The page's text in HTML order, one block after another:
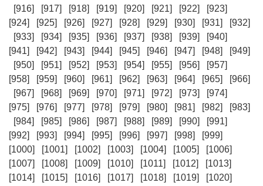
[916] [917] [918] [919] [920] [921] [922]
[923]
[924]
[925] [926] [927] [928] [929] [930] [931]
[932]
[933]
[934] [935] [936] [937] [938] [939]
[940]
[941]
[942] [943] [944] [945] [946] [947] [948]
[949]
[950]
[951] [952] [953] [954] [955] [956]
[957]
[958]
[959] [960] [961] [962] [963] [964] [965]
[966]
[967]
[968] [969] [970] [971] [972] [973]
[974]
[975]
[976] [977] [978] [979] [980] [981] [982]
[983]
[984]
[985] [986] [987] [988] [989] [990]
[991]
[992]
[993] [994] [995] [996] [997] [998]
[999]
[1000]
[1001] [1002] [1003] [1004] [1005]
[1006]
[1007]
[1008] [1009] [1010] [1011] [1012]
[1013]
[1014]
[1015] [1016] [1017] [1018] [1019]
[1020]